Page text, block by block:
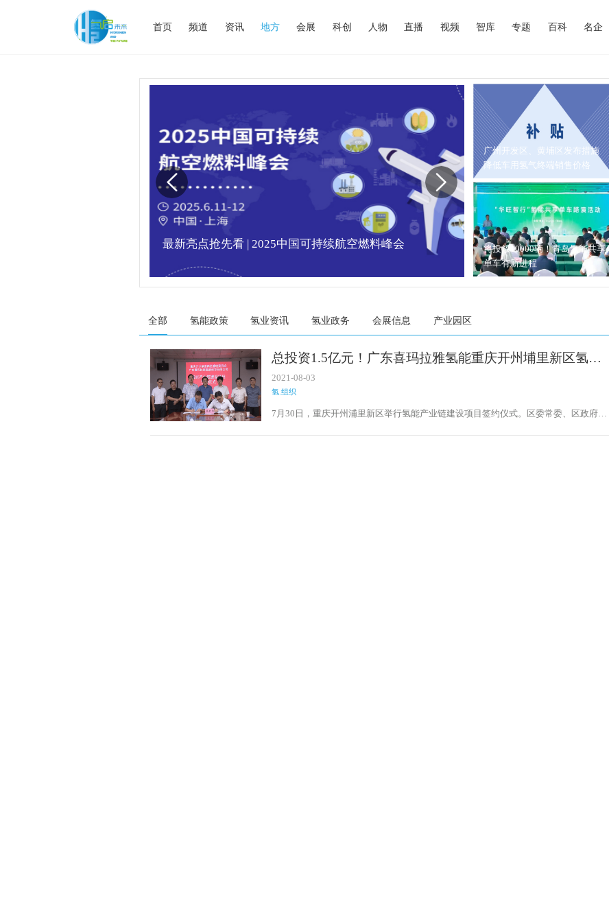
首页 频道 资讯 地方 会展 科创 人物 直播 视频 智库 专题 百科 名企
最新亮点抢先看 | 2025中国可持续航空燃料峰会 内蒙古能源局：2024
广州开发区、黄埔区发布措施
降低车用氢气终端销售价格
将投放10000辆！青岛氢能共享
单车有新进程
全部 氢能政策 氢业资讯 氢业政务 会展信息 产业园区
总投资1.5亿元！广东喜玛拉雅氢能重庆开州埔里新区氢能
产业链建设项目正式签约
2021-08-03
氢.组织
7月30日，重庆开州浦里新区举行氢能产业链建设项目签约仪式。区委常委、区政府党
有限公司本着“合作共赢、务实、共同发展”的原则，正式签署氢能产业链建设项目投